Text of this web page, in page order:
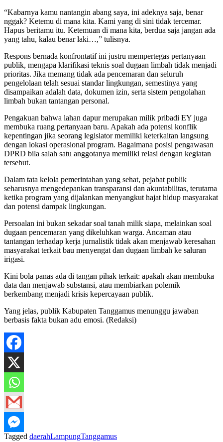
“Kabarnya kamu nantangin abang saya, ini adeknya saja, benar
nggak? Ketemu di mana kita. Kami yang di sini tidak tercemar.
Hapus beritamu itu. Ketemuan di mana kita, berdua saja jangan ada
yang tahu, kalau benar laki…,” tulisnya.
Respons bernada konfrontatif ini justru mempertegas pertanyaan
publik, mengapa klarifikasi teknis soal dugaan limbah tidak menjadi
prioritas. Jika memang tidak ada pencemaran dan seluruh
pengelolaan telah sesuai standar lingkungan, semestinya yang
disampaikan adalah data, dokumen izin, serta sistem pengolahan
limbah bukan tantangan personal.
Pengakuan bahwa lahan dapur merupakan milik pribadi EY juga
membuka ruang pertanyaan baru. Apakah ada potensi konflik
kepentingan jika seorang legislator memiliki keterkaitan langsung
dengan lokasi operasional program. Bagaimana posisi pengawasan
DPRD bila salah satu anggotanya memiliki relasi dengan kegiatan
tersebut.
Dalam tata kelola pemerintahan yang sehat, pejabat publik
seharusnya mengedepankan transparansi dan akuntabilitas, terutama
ketika program yang dijalankan menyangkut hajat hidup masyarakat
dan potensi dampak lingkungan.
Persoalan ini bukan sekadar soal tanah milik siapa, melainkan soal
dugaan pencemaran yang dikeluhkan warga. Ancaman atau
tantangan terhadap kerja jurnalistik tidak akan menjawab keresahan
masyarakat terkait bau menyengat dan dugaan limbah ke saluran
irigasi.
Kini bola panas ada di tangan pihak terkait: apakah akan membuka
data dan menjawab substansi, atau membiarkan polemik
berkembang menjadi krisis kepercayaan publik.
Yang jelas, publik Kabupaten Tanggamus menunggu jawaban
berbasis fakta bukan adu emosi. (Redaksi)
Tagged daerahLampungTanggamus